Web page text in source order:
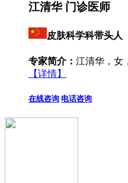
江清华 门诊医师
皮肤科学科带头人
专家简介： 江清华，女
【详情】
在线咨询 电话咨询